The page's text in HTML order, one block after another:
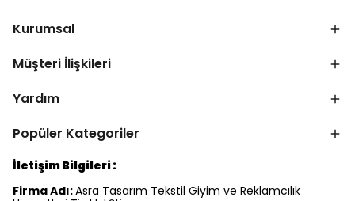
Kurumsal
Müşteri İlişkileri
Yardım
Popüler Kategoriler
İletişim Bilgileri :
Firma Adı:Asra Tasarım Tekstil Giyim ve Reklamcılık